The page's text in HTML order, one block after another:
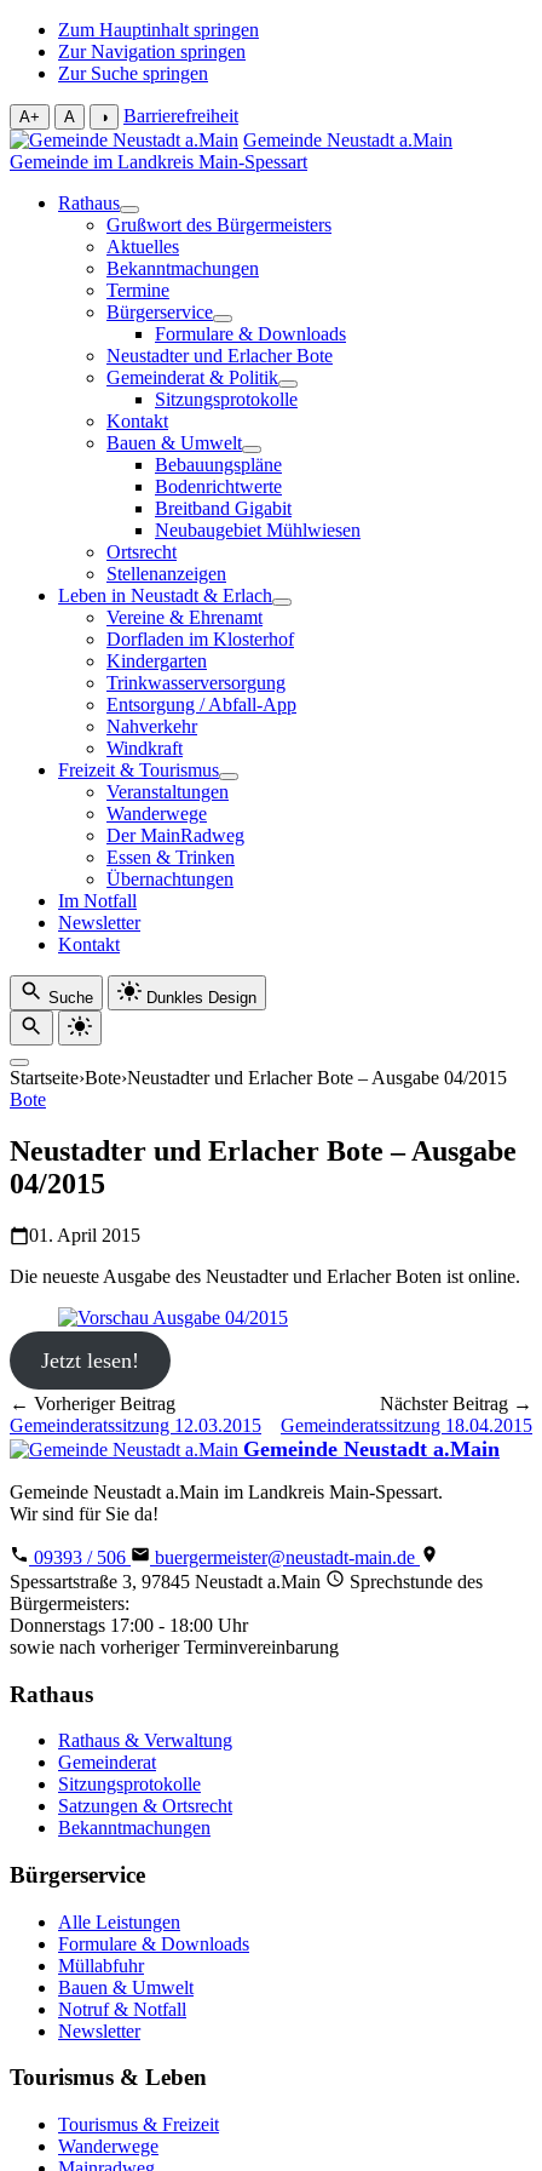
Zum Hauptinhalt springen
Zur Navigation springen
Zur Suche springen
A+ A ◑
Barrierefreiheit
Gemeinde Neustadt a.Main
Gemeinde im Landkreis Main-Spessart
Rathaus
Grußwort des Bürgermeisters
Aktuelles
Bekanntmachungen
Termine
Bürgerservice
Formulare & Downloads
Neustadter und Erlacher Bote
Gemeinderat & Politik
Sitzungsprotokolle
Kontakt
Bauen & Umwelt
Bebauungspläne
Bodenrichtwerte
Breitband Gigabit
Neubaugebiet Mühlwiesen
Ortsrecht
Stellenanzeigen
Leben in Neustadt & Erlach
Vereine & Ehrenamt
Dorfladen im Klosterhof
Kindergarten
Trinkwasserversorgung
Entsorgung / Abfall-App
Nahverkehr
Windkraft
Freizeit & Tourismus
Veranstaltungen
Wanderwege
Der MainRadweg
Essen & Trinken
Übernachtungen
Im Notfall
Newsletter
Kontakt
Suche Dunkles Design
Startseite›Bote›Neustadter und Erlacher Bote – Ausgabe 04/2015
Bote
Neustadter und Erlacher Bote – Ausgabe
04/2015
01. April 2015
Die neueste Ausgabe des Neustadter und Erlacher Boten ist online.
Jetzt lesen!
← Vorheriger Beitrag
Gemeinderatssitzung 12.03.2015
Nächster Beitrag →
Gemeinderatssitzung 18.04.2015
Gemeinde Neustadt a.Main
Gemeinde Neustadt a.Main im Landkreis Main-Spessart.
Wir sind für Sie da!
09393 / 506
buergermeister@neustadt-main.de
Spessartstraße 3, 97845 Neustadt a.Main
Sprechstunde des
Bürgermeisters:
Donnerstags 17:00 - 18:00 Uhr
sowie nach vorheriger Terminvereinbarung
Rathaus
Rathaus & Verwaltung
Gemeinderat
Sitzungsprotokolle
Satzungen & Ortsrecht
Bekanntmachungen
Bürgerservice
Alle Leistungen
Formulare & Downloads
Müllabfuhr
Bauen & Umwelt
Notruf & Notfall
Newsletter
Tourismus & Leben
Tourismus & Freizeit
Wanderwege